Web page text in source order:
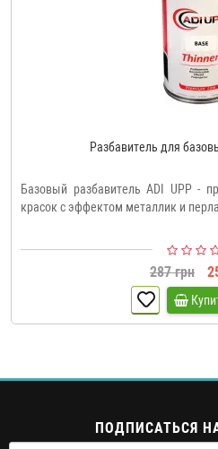
Разбавитель для
Базовый разбавитель ADI UPP -
красок с эффектом металлик и
287 грн
ПОДПИСАТЬСЯ